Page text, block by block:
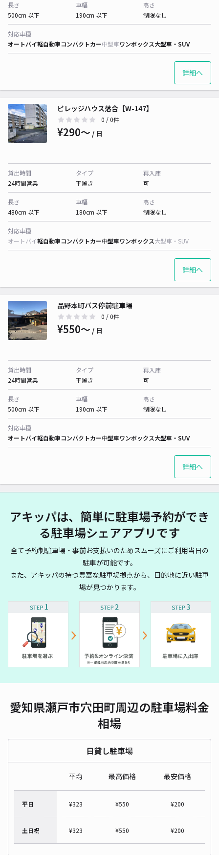
長さ
500cm 以下
車幅
190cm 以下
高さ
制限なし
対応車種
オートバイ軽自動車コンパクトカー中型車ワンボックス大型車・SUV
詳細へ
ビレッジハウス落合【W-147】
0 / 0件
¥290〜 / 日
貸出時間
24時間営業
タイプ
平置き
再入庫
可
長さ
480cm 以下
車幅
180cm 以下
高さ
制限なし
対応車種
オートバイ軽自動車コンパクトカー中型車ワンボックス大型車・SUV
詳細へ
品野本町バス停前駐車場
0 / 0件
¥550〜 / 日
貸出時間
24時間営業
タイプ
平置き
再入庫
可
長さ
500cm 以下
車幅
190cm 以下
高さ
制限なし
対応車種
オートバイ軽自動車コンパクトカー中型車ワンボックス大型車・SUV
詳細へ
アキッパは、簡単に駐車場予約ができ
る駐車場シェアアプリです
全て予約制駐車場・事前お支払いのためスムーズにご利用当日の
駐車が可能です。
また、アキッパの持つ豊富な駐車場拠点から、目的地に近い駐車
場が見つかります。
愛知県瀬戸市穴田町周辺の駐車場料金
相場
日貸し駐車場
平均 最高価格 最安価格
平日 ¥323 ¥550 ¥200
土日祝 ¥323 ¥550 ¥200